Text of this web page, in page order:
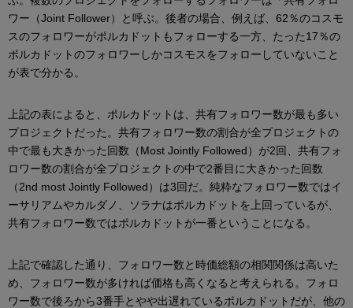
ワー（Joint Follower）と呼ぶ。後者の場合、例えば、62％のコスモ
スのフォロワーがポルカドットもフォローする一方、たった17％の
ポルカドットのフォロワーしかコスモスをフォローしていないこと
が表で分かる。
上記の表によると、ポルカドットは、共有フォロワー数が最も多い
プロジェクトだった。共有フォロワー数の割合が全プロジェクトの
中で最も大きかった回数（Most Jointly Followed）が2回、共有フォ
ロワー数の割合が全プロジェクトの中で2番目に大きかった回数
（2nd most Jointly Followed）は3回だ。純粋なフォロワー数ではイ
ーサリアムやカルダノ、ソラナはポルカドットを上回っているが、
共有フォロワー数ではポルカドットが一番ということになる。
上記で確認した通り、フォロワー数と時価総額の相関関係は高いた
め、フォロワー数が多ければ価格も高くなると考えられる。フォロ
ワー数で後ろから3番手とやや出遅れているポルカドットだが、他の